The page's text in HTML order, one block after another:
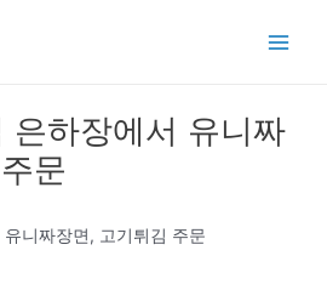
은하장에서 유니짜
문
니짜장면, 고기튀김 주문